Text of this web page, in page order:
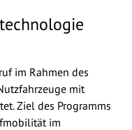
im Rahmen des
mit
Ziel des Programms
im